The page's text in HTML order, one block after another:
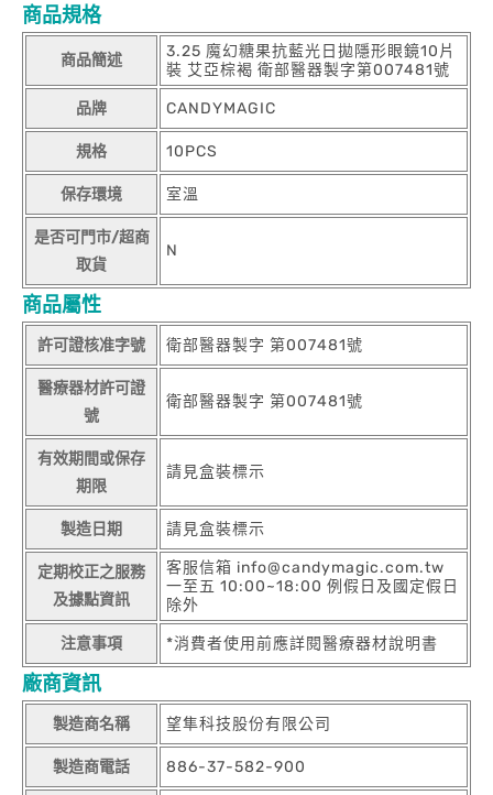
商品規格
商品簡述
3.25 魔幻糖果抗藍光日拋隱形眼鏡10片
裝 艾亞棕褐 衛部醫器製字第007481號
品牌 CANDYMAGIC
規格 10PCS
保存環境 室溫
是否可門市/超商
取貨
N
商品屬性
許可證核准字號 衛部醫器製字 第007481號
醫療器材許可證
號
衛部醫器製字 第007481號
有效期間或保存
期限
請見盒裝標示
製造日期 請見盒裝標示
定期校正之服務
及據點資訊
客服信箱 info@candymagic.com.tw
一至五 10:00~18:00 例假日及國定假日
除外
注意事項 *消費者使用前應詳閱醫療器材說明書
廠商資訊
製造商名稱 望隼科技股份有限公司
製造商電話 886-37-582-900